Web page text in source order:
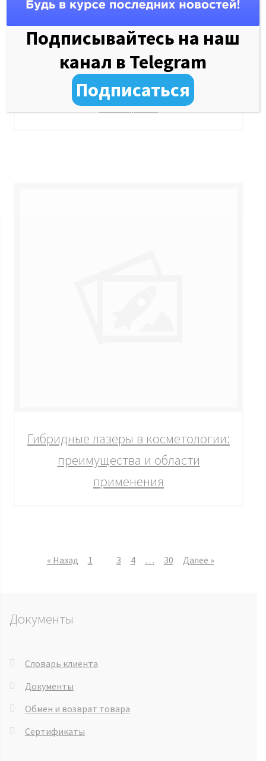
Как купить профессиональный
диодный лазер для эпиляции: советы
экспертов
Гибридные лазеры в косметологии:
преимущества и области
применения
« Назад 1 3 4 … 30 Далее »
Документы
Словарь клиента
Документы
Обмен и возврат товара
Сертификаты
Подписывайтесь на наш
канал в Telegram
Подписаться